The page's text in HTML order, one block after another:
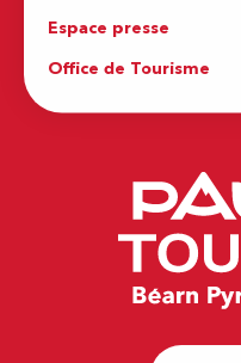
Espace presse
Office de Tourisme